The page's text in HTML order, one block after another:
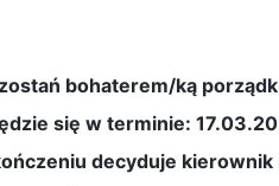
bohaterem/ką
się w terminie:
decyduje